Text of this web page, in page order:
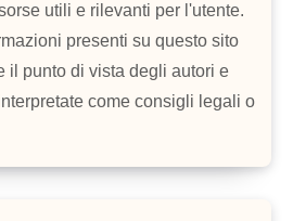
utili e rilevanti per l'utente.
presenti su questo sito
il punto di vista degli autori e
come consigli legali o